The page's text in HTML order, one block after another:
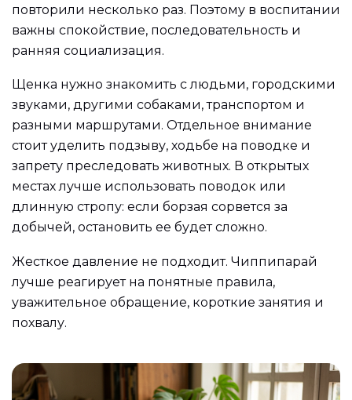
повторили несколько раз. Поэтому в воспитании
важны спокойствие, последовательность и
ранняя социализация.
Щенка нужно знакомить с людьми, городскими
звуками, другими собаками, транспортом и
разными маршрутами. Отдельное внимание
стоит уделить подзыву, ходьбе на поводке и
запрету преследовать животных. В открытых
местах лучше использовать поводок или
длинную стропу: если борзая сорвется за
добычей, остановить ее будет сложно.
Жесткое давление не подходит. Чиппипарай
лучше реагирует на понятные правила,
уважительное обращение, короткие занятия и
похвалу.